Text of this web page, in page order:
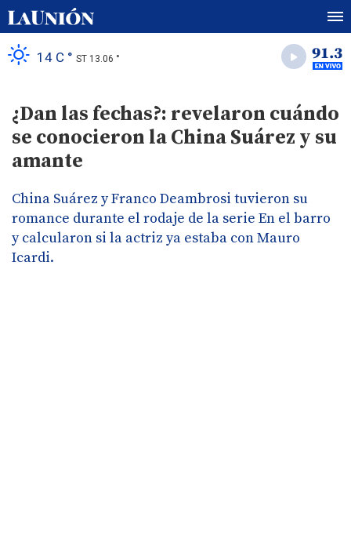
14 C ° ST 13.06 °
¿Dan las fechas?: revelaron cuándo
se conocieron la China Suárez y su
amante
China Suárez y Franco Deambrosi tuvieron su
romance durante el rodaje de la serie En el barro
y calcularon si la actriz ya estaba con Mauro
Icardi.